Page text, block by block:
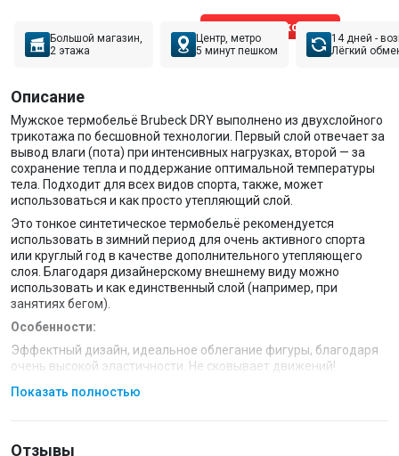
Позвонить эксперту
Большой магазин,
2 этажа
Центр, метро
5 минут пешком
14 дней -
Лёгкий
Описание
Мужское термобельё Brubeck DRY выполнено из двухслойного
трикотажа по бесшовной технологии. Первый слой отвечает за
вывод влаги (пота) при интенсивных нагрузках, второй — за
сохранение тепла и поддержание оптимальной температуры
тела. Подходит для всех видов спорта, также, может
использоваться и как просто утепляющий слой.
Это тонкое синтетическое термобельё рекомендуется
использовать в зимний период для очень активного спорта
или круглый год в качестве дополнительного утепляющего
слоя. Благодаря дизайнерскому внешнему виду можно
использовать и как единственный слой (например, при
занятиях бегом).
Особенности:
Эффектный дизайн, идеальное облегание фигуры, благодаря
очень высокой эластичности. Не сковывает движений!
В зонах повышенного потоотделения используются
Подходит для использованиях людьми с очень
Показать полностью
Отзывы